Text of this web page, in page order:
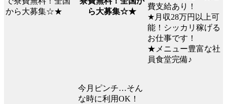
ら大募集☆★
費支給あり！
★月収28万円以上可
能！シッカリ稼げる
お仕事です！
★メニュー豊富な社
員食堂完備♪
今月ピンチ…そん
な時に利用OK！